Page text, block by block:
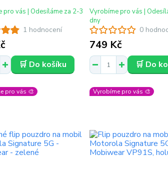
1 hodnocení
pro vás | Odesíláme za 2-3
🛒 Do košíku
0
749 Kč
Vyrobíme pro vás |
dny
🛒 Do
pro vás 🎨 Vyrobíme pro vás 🎨